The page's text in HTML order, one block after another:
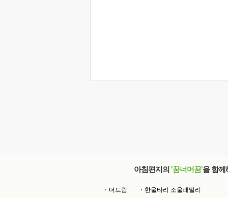
아침편지의 '꿈너머꿈'을 함께
더드림
한울타리 소울패밀리